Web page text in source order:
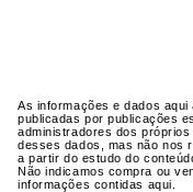
As informações e dados
publicadas por publicações
administradores dos
desses dados, mas não nos
a partir do estudo do
Não indicamos compra ou
informações contidas aqui.